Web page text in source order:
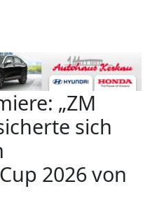
„ZM
sich
2026 von